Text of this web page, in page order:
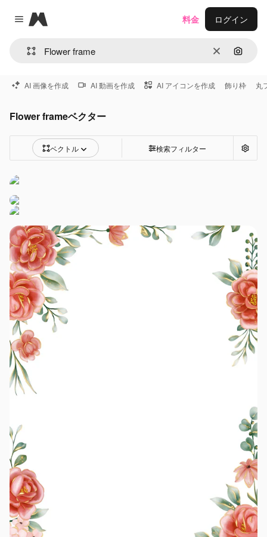
Close menu
Magnific
消去 画像で
料金 ログイン
AI 画像を作成 AI 動画を作成 AI アイコンを作成 飾り枠 丸
Flower frameベクター
ベクトル 検索フィルター